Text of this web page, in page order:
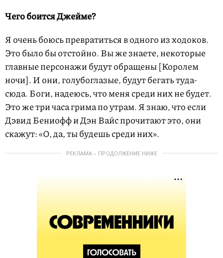
Чего боится Джейме?
Я очень боюсь превратиться в одного из ходоков.
Это было бы отстойно. Вы же знаете, некоторые
главные персонажи будут обращены [Королем
ночи]. И они, голубоглазые, будут бегать туда-
сюда. Боги, надеюсь, что меня среди них не будет.
Это же три часа грима по утрам. Я знаю, что если
Дэвид Бениофф и Дэн Вайс прочитают это, они
скажут: «О, да, ты будешь среди них».
РЕКЛАМА – ПРОДОЛЖЕНИЕ НИЖЕ